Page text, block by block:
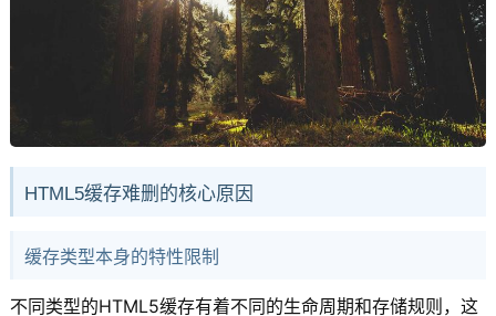
HTML5缓存难删的核心原因
缓存类型本身的特性限制
不同类型的HTML5缓存有着不同的生命周期和存储规则，这